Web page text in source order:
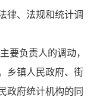
律、法规和统计调
要负责人的调动，
乡镇人民政府、街
政府统计机构的同